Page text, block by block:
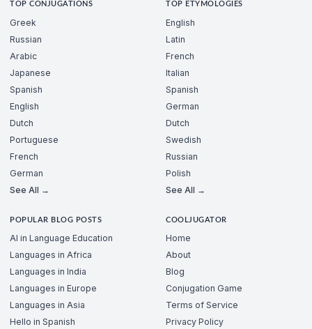
TOP CONJUGATIONS
Greek
Russian
Arabic
Japanese
Spanish
English
Dutch
Portuguese
French
German
See All →
TOP ETYMOLOGIES
English
Latin
French
Italian
Spanish
German
Dutch
Swedish
Russian
Polish
See All →
POPULAR BLOG POSTS
AI in Language Education
Languages in Africa
Languages in India
Languages in Europe
Languages in Asia
Hello in Spanish
COOLJUGATOR
Home
About
Blog
Conjugation Game
Terms of Service
Privacy Policy